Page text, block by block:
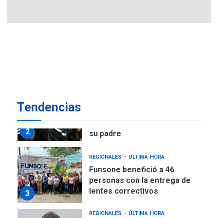
Tendencias
2
su padre
3
REGIONALES ÚLTIMA HORA
Funsone benefició a 46
personas con la entrega de
lentes correctivos
REGIONALES ÚLTIMA HORA